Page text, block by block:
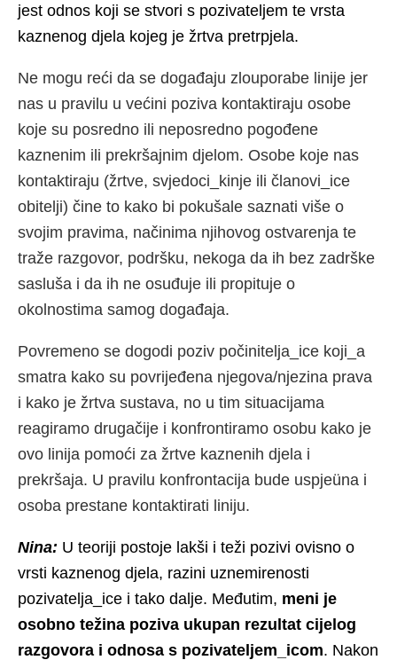
jest odnos koji se stvori s pozivateljem te vrsta
kaznenog djela kojeg je žrtva pretrpjela.
Ne mogu reći da se događaju zlouporabe linije jer
nas u pravilu u većini poziva kontaktiraju osobe
koje su posredno ili neposredno pogođene
kaznenim ili prekršajnim djelom. Osobe koje nas
kontaktiraju (žrtve, svjedoci_kinje ili članovi_ice
obitelji) čine to kako bi pokušale saznati više o
svojim pravima, načinima njihovog ostvarenja te
traže razgovor, podršku, nekoga da ih bez zadrške
sasluša i da ih ne osuđuje ili propituje o
okolnostima samog događaja.
Povremeno se dogodi poziv počinitelja_ice koji_a
smatra kako su povrijeđena njegova/njezina prava
i kako je žrtva sustava, no u tim situacijama
reagiramo drugačije i konfrontiramo osobu kako je
ovo linija pomoći za žrtve kaznenih djela i
prekršaja. U pravilu konfrontacija bude uspjeüna i
osoba prestane kontaktirati liniju.
Nina: U teoriji postoje lakši i teži pozivi ovisno o
vrsti kaznenog djela, razini uznemirenosti
pozivatelja_ice i tako dalje. Međutim, meni je
osobno težina poziva ukupan rezultat cijelog
razgovora i odnosa s pozivateljem_icom. Nakon